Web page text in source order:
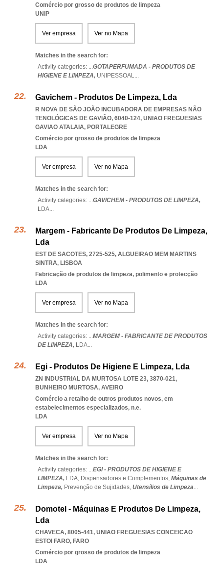
Comércio por grosso de produtos de limpeza
UNIP
Ver empresa Ver no Mapa
Matches in the search for:
Activity categories: ...GOTAPERFUMADA - PRODUTOS DE
HIGIENE E LIMPEZA, UNIPESSOAL...
Gavichem - Produtos De Limpeza, Lda
R NOVA DE SÃO JOÃO INCUBADORA DE EMPRESAS NÃO
TENOLÓGICAS DE GAVIÃO, 6040-124, UNIAO FREGUESIAS
GAVIAO ATALAIA, PORTALEGRE
Comércio por grosso de produtos de limpeza
LDA
Ver empresa Ver no Mapa
Matches in the search for:
Activity categories: ...GAVICHEM - PRODUTOS DE LIMPEZA,
LDA...
Margem - Fabricante De Produtos De Limpeza,
Lda
EST DE SACOTES, 2725-525, ALGUEIRAO MEM MARTINS
SINTRA, LISBOA
Fabricação de produtos de limpeza, polimento e protecção
LDA
Ver empresa Ver no Mapa
Matches in the search for:
Activity categories: ...MARGEM - FABRICANTE DE PRODUTOS
DE LIMPEZA, LDA...
Egi - Produtos De Higiene E Limpeza, Lda
ZN INDUSTRIAL DA MURTOSA LOTE 23, 3870-021,
BUNHEIRO MURTOSA, AVEIRO
Comércio a retalho de outros produtos novos, em
estabelecimentos especializados, n.e.
LDA
Ver empresa Ver no Mapa
Matches in the search for:
Activity categories: ...EGI - PRODUTOS DE HIGIENE E
LIMPEZA, LDA, Dispensadores e Complementos, Máquinas de
Limpeza, Prevenção de Sujidades, Utensílios de Limpeza...
Domotel - Máquinas E Produtos De Limpeza,
Lda
CHAVECA, 8005-441, UNIAO FREGUESIAS CONCEICAO
ESTOI FARO, FARO
Comércio por grosso de produtos de limpeza
LDA